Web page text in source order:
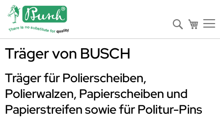
Mein
Suche
Träger von BUSCH
Träger für Polierscheiben,
Polierwalzen, Papierscheiben und
Papierstreifen sowie für Politur-Pins